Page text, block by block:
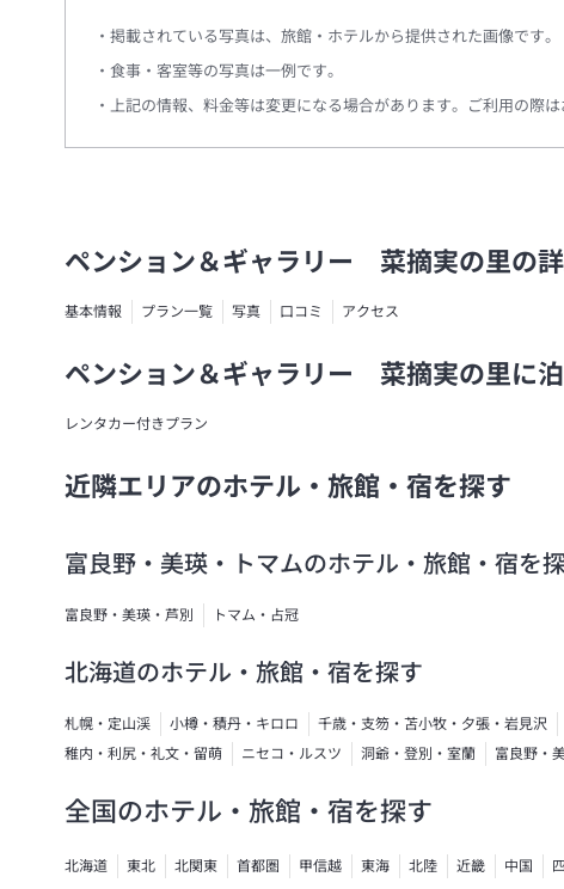
掲載されている写真は、旅館・ホテルから提供された画像です。
食事・客室等の写真は一例です。
上記の情報、料金等は変更になる場合があります。ご利用の際
ペンション＆ギャラリー 菜摘実の里の
基本情報 プラン一覧 写真 口コミ アクセス
ペンション＆ギャラリー 菜摘実の里に
レンタカー付きプラン
近隣エリアのホテル・旅館・宿を探す
富良野・美瑛・トマムのホテル・旅館・宿を
富良野・美瑛・芦別 トマム・占冠
北海道のホテル・旅館・宿を探す
札幌・定山渓 小樽・積丹・キロロ 千歳・支笏・苫小牧・夕張・岩見沢
稚内・利尻・礼文・留萌
ニセコ・ルスツ 洞爺・登別・室蘭 富良野・
全国のホテル・旅館・宿を探す
北海道 東北 北関東 首都圏 甲信越 東海 北陸 近畿 中国